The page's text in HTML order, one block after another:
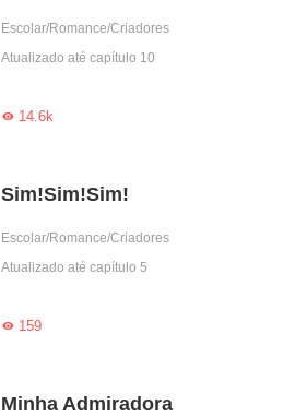
Escolar/Romance/Criadores
Atualizado até capítulo 10
14.6k
Sim!Sim!Sim!
Escolar/Romance/Criadores
Atualizado até capítulo 5
159
Minha Admiradora